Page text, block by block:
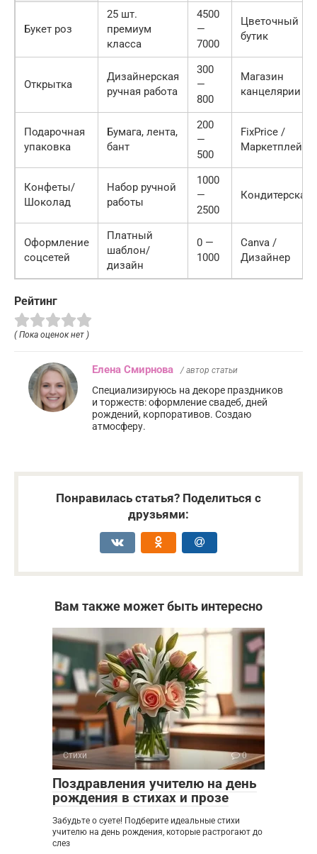
Букет роз
25 шт.
премиум
класса
4500
—
7000
Цветочный
бутик
Открытка
Дизайнерская
ручная работа
300
—
800
Магазин
канцелярии
Подарочная
упаковка
Бумага, лента,
бант
200
—
500
FixPrice /
Маркетплейс
Конфеты/
Шоколад
Набор ручной
работы
1000
—
2500
Кондитерская
Оформление
соцсетей
Платный
шаблон/
дизайн
0 —
1000
Canva /
Дизайнер
Рейтинг
( Пока оценок нет )
Елена Смирнова / автор статьи
Специализируюсь на декоре праздников
и торжеств: оформление свадеб, дней
рождений, корпоративов. Создаю
атмосферу.
Понравилась статья? Поделиться с
друзьями:
Вам также может быть интересно
Стихи 0
Поздравления учителю на день
рождения в стихах и прозе
Забудьте о суете! Подберите идеальные стихи
учителю на день рождения, которые растрогают до
слез